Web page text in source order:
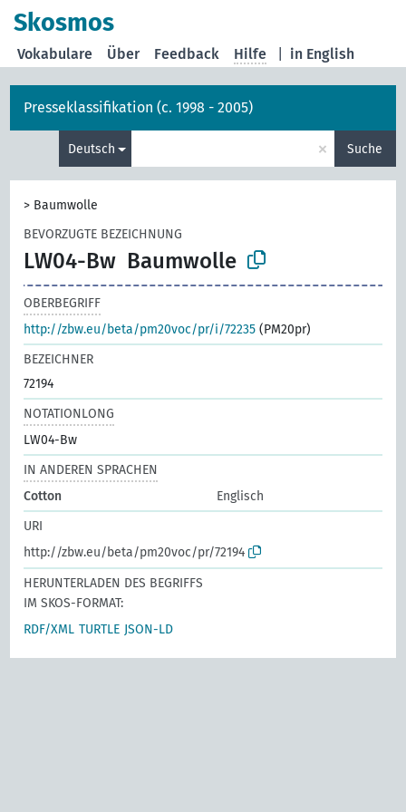
Skosmos
in English
Vokabulare Über Feedback Hilfe
Presseklassifikation (c. 1998 - 2005)
Deutsch × Suche
> Baumwolle
BEVORZUGTE BEZEICHNUNG
LW04-Bw Baumwolle
OBERBEGRIFF
http://zbw.eu/beta/pm20voc/pr/i/72235 (PM20pr)
BEZEICHNER
72194
NOTATIONLONG
LW04-Bw
IN ANDEREN SPRACHEN
Cotton
Englisch
URI
http://zbw.eu/beta/pm20voc/pr/72194
HERUNTERLADEN DES BEGRIFFS
IM SKOS-FORMAT:
RDF/XML TURTLE JSON-LD